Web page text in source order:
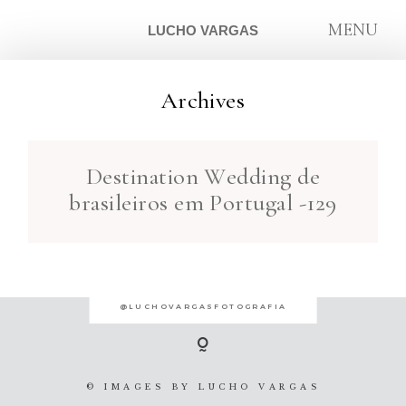
LUCHO VARGAS MENU
Archives
Destination Wedding de
brasileiros em Portugal -129
SOBRE
@LUCHOVARGASFOTOGRAFIA
© IMAGES BY LUCHO VARGAS